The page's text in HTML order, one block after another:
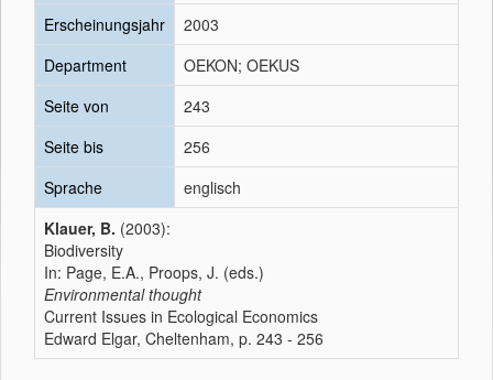
Erscheinungsjahr
2003
Department
OEKON; OEKUS
Seite von
243
Seite bis
256
Sprache
englisch
Klauer, B. (2003):
Biodiversity
In: Page, E.A., Proops, J. (eds.)
Environmental thought
Current Issues in Ecological Economics
Edward Elgar, Cheltenham, p. 243 - 256